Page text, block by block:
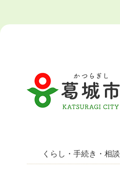
くらし・手続き・相談